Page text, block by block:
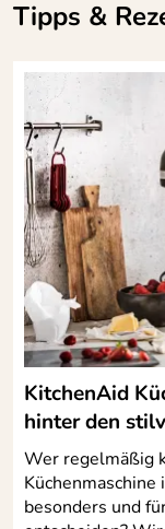
Bin vom Service
Kaufdatum:
Tipps &
KitchenAid
hinter den
Wer regelmäßig
besonders und